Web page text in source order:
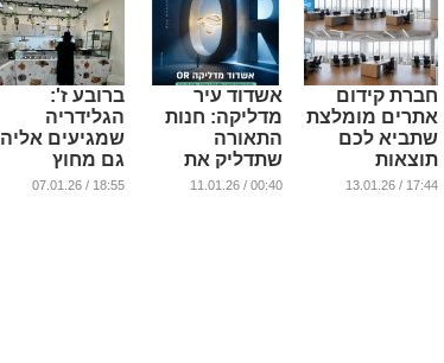
חברת קידום
אתרים מומלצת
שתביא לכם
תוצאות
...
17:44 / 13.01.26
אשדוד עיר
מדליקה: חנות
התאורה
שתדליק את
העיר
00:40 / 11.01.26
ברובע ז':
הגלידריה
שמגיעים אליה
גם מחוץ
לאשדוד (וידאו)
18:55 / 07.01.26